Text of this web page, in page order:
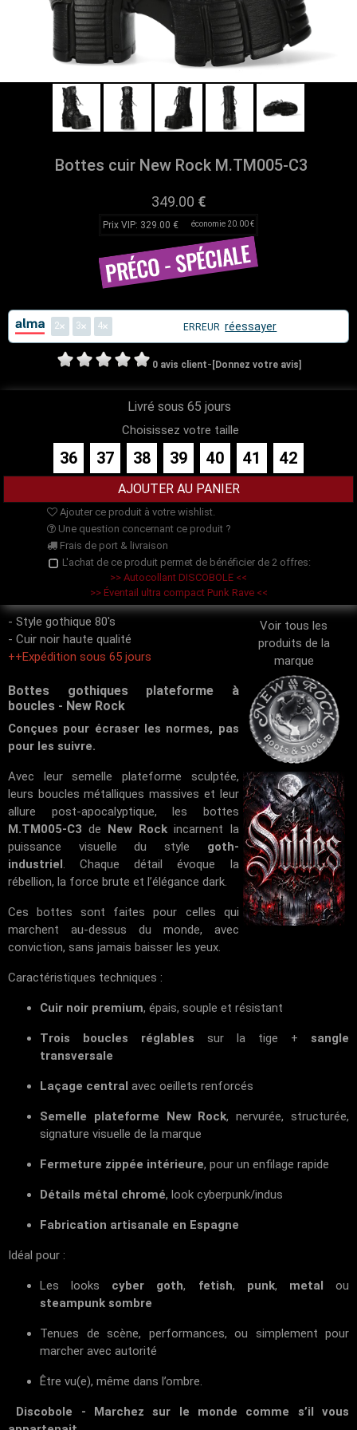
Bottes cuir New Rock M.TM005-C3
349.00 €
Prix VIP: 329.00 € économie 20.00 €
2 3 4 ERREUR réessayer
0 avis client- [Donnez votre avis]
Livré sous 65 jours
Choisissez votre taille
36 37 38 39 40 41 42
Ajouter ce produit à votre wishlist.
Une question concernant ce produit ?
Frais de port & livraison
L'achat de ce produit permet de bénéficier de 2 offres:
>> Autocollant DISCOBOLE <<
>> Éventail ultra compact Punk Rave <<
Voir tous les
produits de la
marque
- Style gothique 80's
- Cuir noir haute qualité
++Expédition sous 65 jours
Bottes gothiques plateforme à
boucles - New Rock
Conçues pour écraser les normes, pas
pour les suivre.
Avec leur semelle plateforme sculptée,
leurs boucles métalliques massives et leur
allure post-apocalyptique, les bottes
M.TM005-C3 de New Rock incarnent la
puissance visuelle du style goth-
industriel. Chaque détail évoque la
rébellion, la force brute et l’élégance dark.
Ces bottes sont faites pour celles qui
marchent au-dessus du monde, avec
conviction, sans jamais baisser les yeux.
Caractéristiques techniques :
Cuir noir premium, épais, souple et résistant
Trois boucles réglables sur la tige + sangle
transversale
Laçage central avec oeillets renforcés
Semelle plateforme New Rock, nervurée, structurée,
signature visuelle de la marque
Fermeture zippée intérieure, pour un enfilage rapide
Détails métal chromé, look cyberpunk/indus
Fabrication artisanale en Espagne
Idéal pour :
Les looks cyber goth, fetish, punk, metal ou
steampunk sombre
Tenues de scène, performances, ou simplement pour
marcher avec autorité
Être vu(e), même dans l’ombre.
Discobole - Marchez sur le monde comme s’il vous